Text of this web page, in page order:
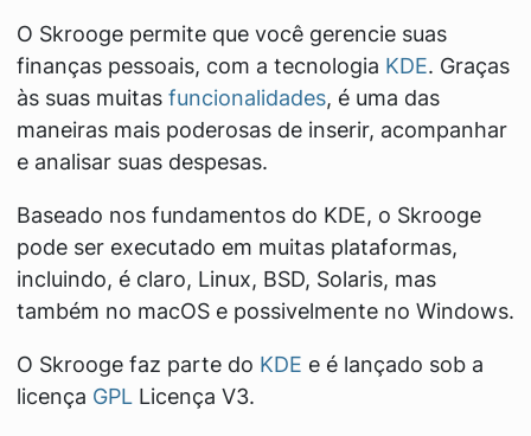
O Skrooge permite que você gerencie suas
finanças pessoais, com a tecnologia KDE. Graças
às suas muitas funcionalidades, é uma das
maneiras mais poderosas de inserir, acompanhar
e analisar suas despesas.
Baseado nos fundamentos do KDE, o Skrooge
pode ser executado em muitas plataformas,
incluindo, é claro, Linux, BSD, Solaris, mas
também no macOS e possivelmente no Windows.
O Skrooge faz parte do KDE e é lançado sob a
licença GPLLicença V3.